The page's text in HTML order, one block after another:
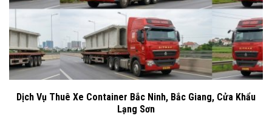
Dịch Vụ Thuê Xe Container Bắc Ninh, Bắc Giang, Cửa Khẩu
Lạng Sơn